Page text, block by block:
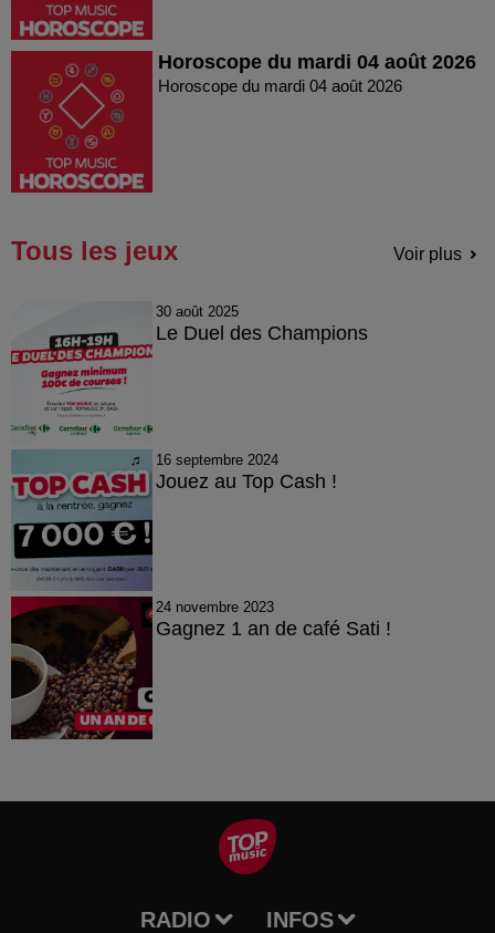
Horoscope du mardi 04 août 2026
Horoscope du mardi 04 août 2026
Tous les jeux Voir plus
30 août 2025
Le Duel des Champions
16 septembre 2024
Jouez au Top Cash !
24 novembre 2023
Gagnez 1 an de café Sati !
RADIO INFOS